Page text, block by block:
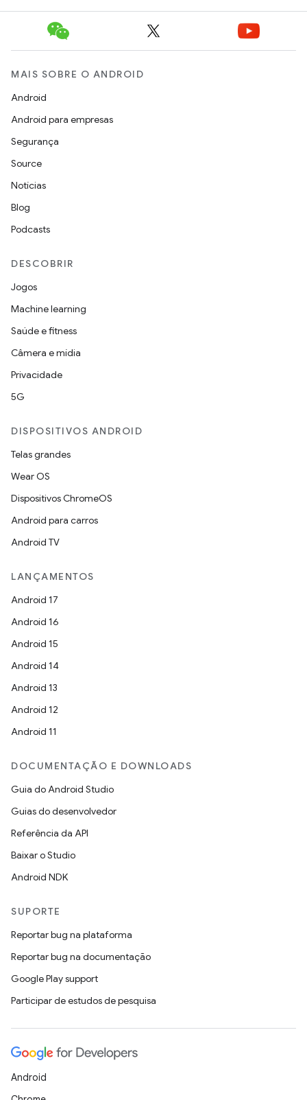
MAIS SOBRE O ANDROID
Android
Android para empresas
Segurança
Source
Notícias
Blog
Podcasts
DESCOBRIR
Jogos
Machine learning
Saúde e fitness
Câmera e mídia
Privacidade
5G
DISPOSITIVOS ANDROID
Telas grandes
Wear OS
Dispositivos ChromeOS
Android para carros
Android TV
LANÇAMENTOS
Android 17
Android 16
Android 15
Android 14
Android 13
Android 12
Android 11
DOCUMENTAÇÃO E DOWNLOADS
Guia do Android Studio
Guias do desenvolvedor
Referência da API
Baixar o Studio
Android NDK
SUPORTE
Reportar bug na plataforma
Reportar bug na documentação
Google Play support
Participar de estudos de pesquisa
Android